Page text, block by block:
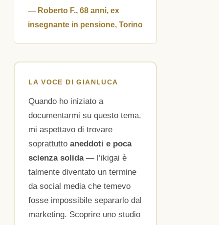
— Roberto F., 68 anni, ex
insegnante in pensione, Torino
LA VOCE DI GIANLUCA
Quando ho iniziato a
documentarmi su questo tema,
mi aspettavo di trovare
soprattutto aneddoti e poca
scienza solida— l’ikigai è
talmente diventato un termine
da social media che temevo
fosse impossibile separarlo dal
marketing. Scoprire uno studio